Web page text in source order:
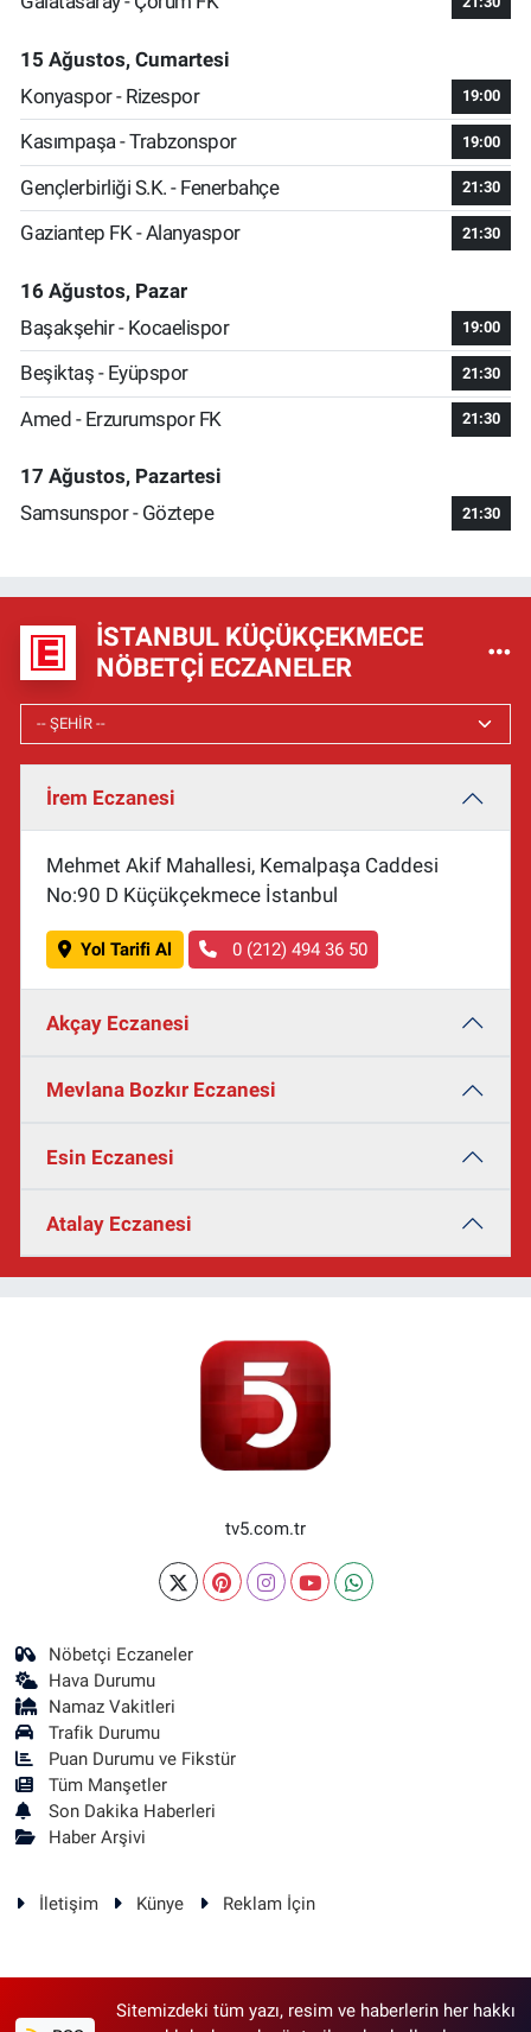
15 Ağustos, Cumartesi
Konyaspor - Rizespor
19:00
Kasımpaşa - Trabzonspor 19:00
Gençlerbirliği S.K. - Fenerbahçe 21:30
Gaziantep FK - Alanyaspor 21:30
16 Ağustos, Pazar
Başakşehir - Kocaelispor
19:00
Beşiktaş - Eyüpspor 21:30
Amed - Erzurumspor FK 21:30
17 Ağustos, Pazartesi
Samsunspor - Göztepe
21:30
İSTANBUL KÜÇÜKÇEKMECE
NÖBETÇI ECZANELER
İrem Eczanesi
Mehmet Akif Mahallesi, Kemalpaşa Caddesi
No:90 D Küçükçekmece İstanbul
Yol Tarifi Al 0 (212) 494 36 50
Akçay Eczanesi
Mevlana Bozkır Eczanesi
Esin Eczanesi
Atalay Eczanesi
tv5.com.tr
Nöbetçi Eczaneler
Hava Durumu
Namaz Vakitleri
Trafik Durumu
Puan Durumu ve Fikstür
Tüm Manşetler
Son Dakika Haberleri
Haber Arşivi
İletişim Künye Reklam İçin
Sitemizdeki tüm yazı, resim ve haberlerin her hakkı